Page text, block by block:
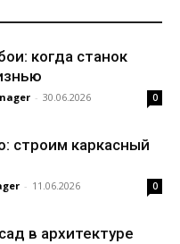
когда станок
- 30.06.2026 0
строим каркасный
- 11.06.2026 0
в архитектуре